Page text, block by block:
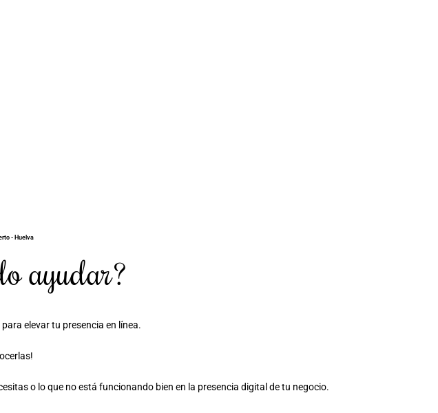
- Huelva
ayudar?
elevar tu presencia en línea.
o lo que no está funcionando bien en la presencia digital de tu negocio.